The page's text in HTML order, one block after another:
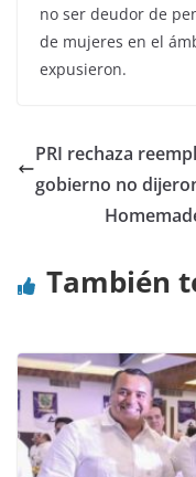
no ser deudor de
de mujeres en el
expusieron.
PRI rechaza
gobierno no
También